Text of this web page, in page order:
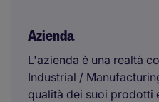
Azienda
L'azienda è una realtà
Industrial /
qualità dei suoi prodotti